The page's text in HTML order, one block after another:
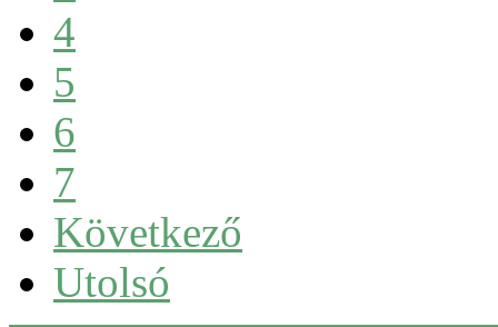
4
5
6
7
Következő
Utolsó